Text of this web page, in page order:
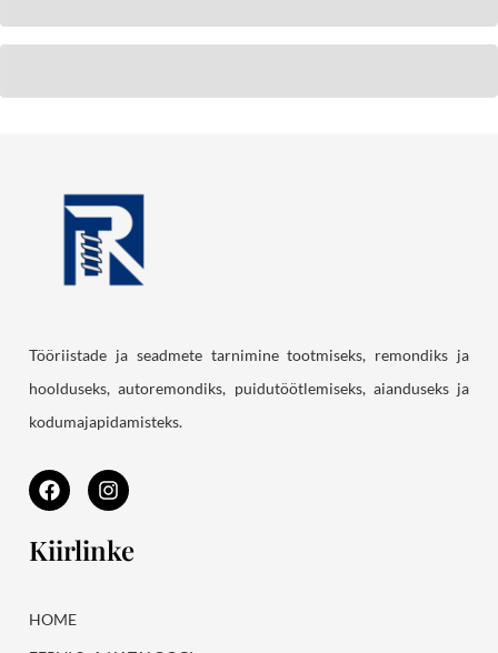
Tööriistade ja seadmete tarnimine tootmiseks, remondiks ja
hoolduseks, autoremondiks, puidutöötlemiseks, aianduseks ja
kodumajapidamisteks.
F
a
c
b
k
I
n
s
a
Kiirlinke
HOME